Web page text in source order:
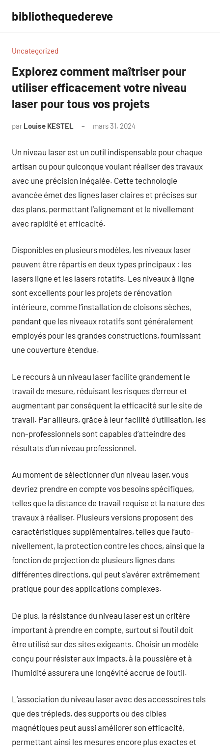
contenu
bibliothequedereve
Uncategorized
Explorez comment maîtriser pour
utiliser efficacement votre niveau
laser pour tous vos projets
par Louise KESTEL mars 31, 2024
Un niveau laser est un outil indispensable pour chaque
artisan ou pour quiconque voulant réaliser des travaux
avec une précision inégalée. Cette technologie
avancée émet des lignes laser claires et précises sur
des plans, permettant l’alignement et le nivellement
avec rapidité et efficacité.
Disponibles en plusieurs modèles, les niveaux laser
peuvent être répartis en deux types principaux : les
lasers ligne et les lasers rotatifs. Les niveaux à ligne
sont excellents pour les projets de rénovation
intérieure, comme l’installation de cloisons sèches,
pendant que les niveaux rotatifs sont généralement
employés pour les grandes constructions, fournissant
une couverture étendue.
Le recours à un niveau laser facilite grandement le
travail de mesure, réduisant les risques d’erreur et
augmentant par conséquent la efficacité sur le site de
travail. Par ailleurs, grâce à leur facilité d’utilisation, les
non-professionnels sont capables d’atteindre des
résultats d’un niveau professionnel.
Au moment de sélectionner d’un niveau laser, vous
devriez prendre en compte vos besoins spécifiques,
telles que la distance de travail requise et la nature des
travaux à réaliser. Plusieurs versions proposent des
caractéristiques supplémentaires, telles que l’auto-
nivellement, la protection contre les chocs, ainsi que la
fonction de projection de plusieurs lignes dans
différentes directions, qui peut s’avérer extrêmement
pratique pour des applications complexes.
De plus, la résistance du niveau laser est un critère
important à prendre en compte, surtout si l’outil doit
être utilisé sur des sites exigeants. Choisir un modèle
conçu pour résister aux impacts, à la poussière et à
l’humidité assurera une longévité accrue de l’outil.
L’association du niveau laser avec des accessoires tels
que des trépieds, des supports ou des cibles
magnétiques peut aussi améliorer son efficacité,
permettant ainsi les mesures encore plus exactes et